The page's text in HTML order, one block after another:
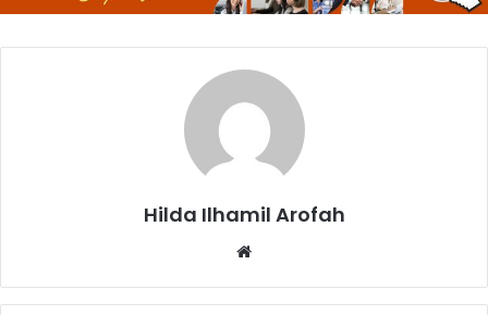
Hilda Ilhamil Arofah